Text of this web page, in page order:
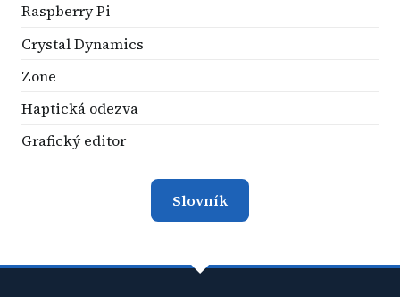
Raspberry Pi
Crystal Dynamics
Zone
Haptická odezva
Grafický editor
Slovník